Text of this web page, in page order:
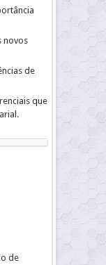
novos
de
que
de